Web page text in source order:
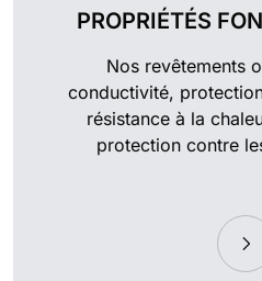
PROPRIÉTÉS
Nos revêtements
conductivité,
résistance à la
protection contre